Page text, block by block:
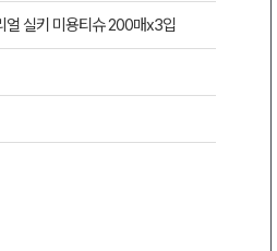
얼 실키 미용티슈 200매x3입